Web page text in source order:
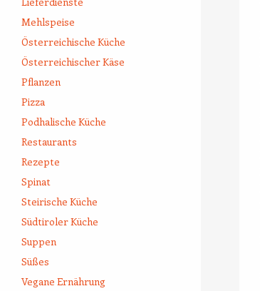
Mehlspeise
Österreichische Küche
Österreichischer Käse
Pflanzen
Pizza
Podhalische Küche
Restaurants
Rezepte
Spinat
Steirische Küche
Südtiroler Küche
Suppen
Süßes
Vegane Ernährung